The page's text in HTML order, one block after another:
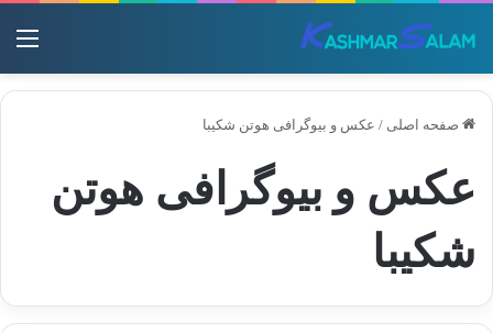
صفحه اصلی / عکس و بیوگرافی هوتن شکیبا
عکس و بیوگرافی هوتن
شکیبا